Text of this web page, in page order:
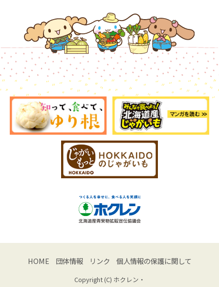
HOME 団体情報 リンク 個人情報の保護に関して
Copyright (C) ホクレン・